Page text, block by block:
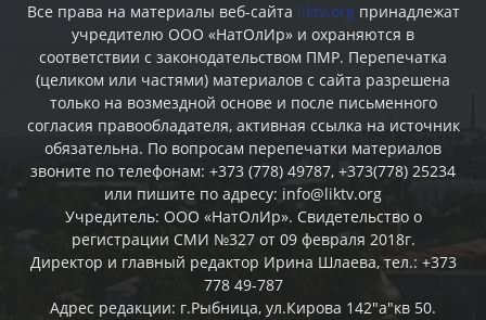
Все права на материалы веб-сайта liktv.org принадлежат
учредителю ООО «НатОлИр» и охраняются в
соответствии с законодательством ПМР. Перепечатка
(целиком или частями) материалов c сайта разрешена
только на возмездной основе и после письменного
согласия правообладателя, активная ссылка на источник
обязательна. По вопросам перепечатки материалов
звоните по телефонам: +373 (778) 49787, +373(778) 25234
или пишите по адресу: info@liktv.org
Учредитель: ООО «НатОлИр». Свидетельство о
регистрации СМИ №327 от 09 февраля 2018г.
Директор и главный редактор Ирина Шлаева, тел.: +373
778 49-787
Адрес редакции: г.Рыбница, ул.Кирова 142"а"кв 50.